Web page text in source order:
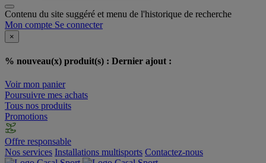
Contenu du site suggéré et menu de l'historique de recherche
Mon compte Se connecter
×
% nouveau(x) produit(s) : Dernier ajout :
Voir mon panier
Poursuivre mes achats
Tous nos produits
Promotions
Offre responsable
Nos services Installations multisports Contactez-nous